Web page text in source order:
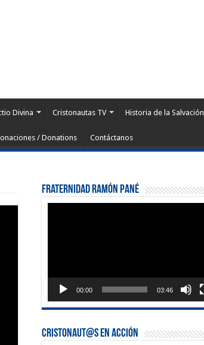
Divina Cristonautas TV Historia de la Salvación
/ Donations Contáctanos
Fraternidad Ramón Pané
00:00 03:46
Cristonaut@s en Acción